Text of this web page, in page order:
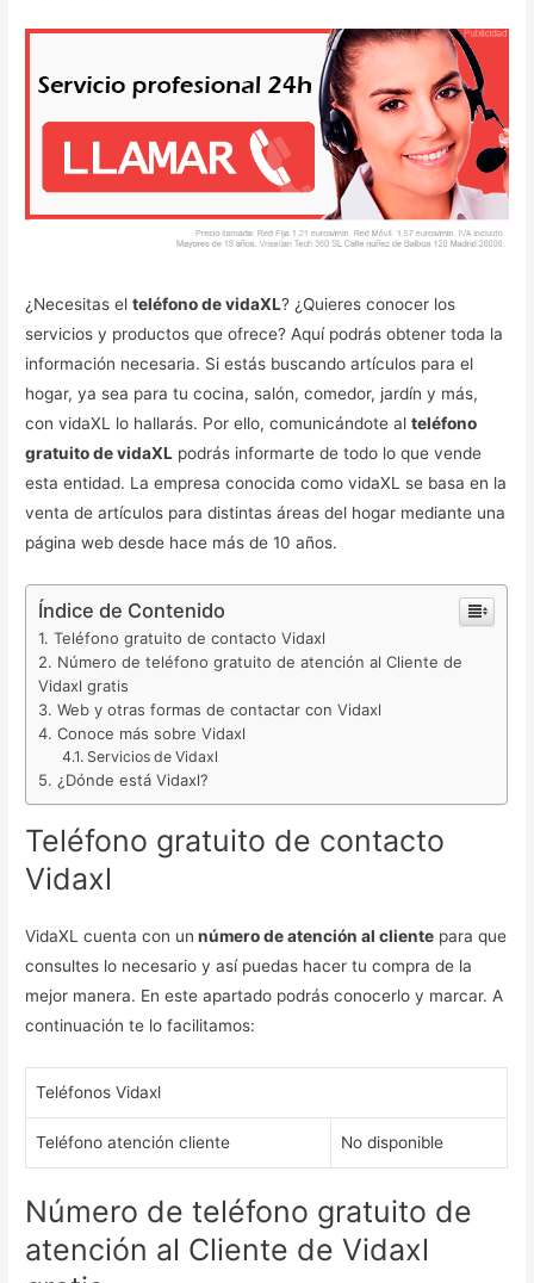
¿Necesitas elteléfono de vidaXL? ¿Quieres conocer los
servicios y productos que ofrece? Aquí podrás obtener toda la
información necesaria. Si estás buscando artículos para el
hogar, ya sea para tu cocina, salón, comedor, jardín y más,
con vidaXL lo hallarás. Por ello, comunicándote alteléfono
gratuito de vidaXL podrás informarte de todo lo que vende
esta entidad. La empresa conocida como vidaXL se basa en la
venta de artículos para distintas áreas del hogar mediante una
página web desde hace más de 10 años.
Índice de Contenido
Teléfono gratuito de contacto Vidaxl
Número de teléfono gratuito de atención al Cliente de
Vidaxl gratis
Web y otras formas de contactar con Vidaxl
Conoce más sobre Vidaxl
Servicios de Vidaxl
¿Dónde está Vidaxl?
Teléfono gratuito de contacto
Vidaxl
VidaXL cuenta con un número de atención al cliente para que
consultes lo necesario y así puedas hacer tu compra de la
mejor manera. En este apartado podrás conocerlo y marcar. A
continuación te lo facilitamos:
Teléfonos Vidaxl
Teléfono atención cliente No disponible
Número de teléfono gratuito de
atención al Cliente de Vidaxl